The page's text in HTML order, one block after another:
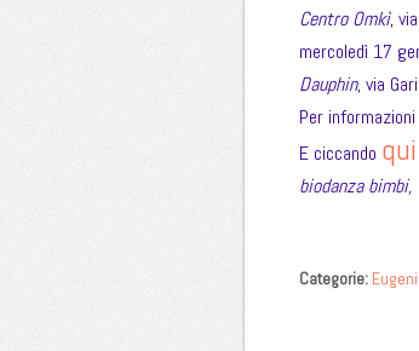
Centro Omkì,
mercoledì 17
Dauphin, via
Per
E ciccando qui
biodanza
Categorie: